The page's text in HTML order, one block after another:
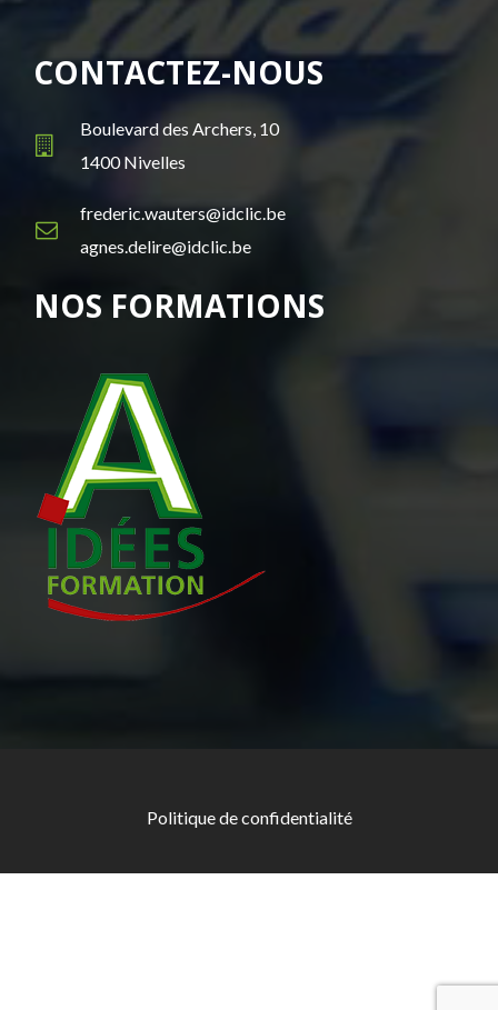
CONTACTEZ-NOUS
Boulevard des Archers, 10
1400 Nivelles
frederic.wauters@idclic.be
agnes.delire@idclic.be
NOS FORMATIONS
Politique de confidentialité